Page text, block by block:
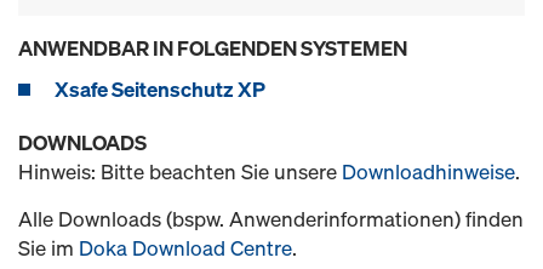
ANWENDBAR IN FOLGENDEN SYSTEMEN
Xsafe Seitenschutz XP
DOWNLOADS
Hinweis: Bitte beachten Sie unsere Downloadhinweise.
Alle Downloads (bspw. Anwenderinformationen) finden
Sie im Doka Download Centre.